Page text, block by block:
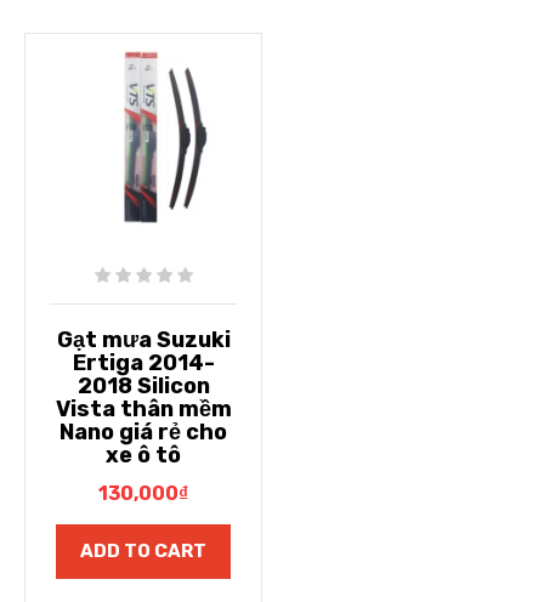
Gạt mưa Suzuki
Ertiga 2014-
2018 Silicon
Vista thân mềm
Nano giá rẻ cho
xe ô tô
130,000₫
ADD TO CART